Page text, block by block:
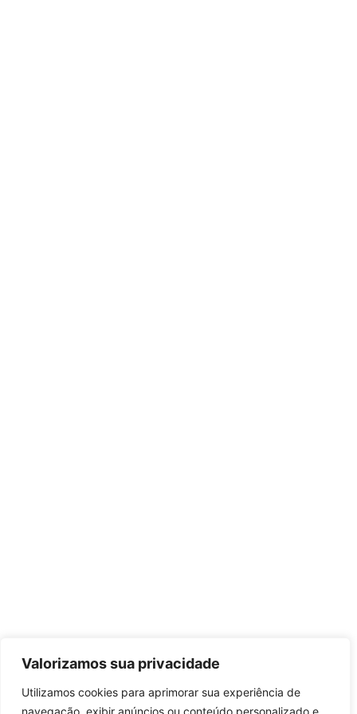
Valorizamos sua privacidade
Utilizamos cookies para aprimorar sua experiência de
navegação, exibir anúncios ou conteúdo personalizado e